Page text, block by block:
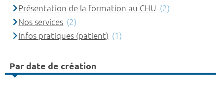
Présentation de la formation au CHU (2)
Nos services (2)
Infos pratiques (patient) (1)
Par date de création